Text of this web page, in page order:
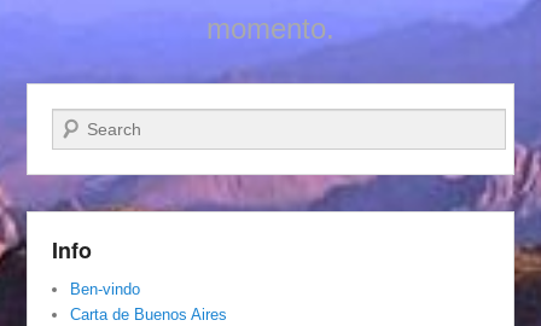
momento.
Pesquisar…
Info
Ben-vindo
Carta de Buenos Aires